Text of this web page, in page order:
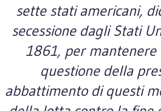
sette stati americani,
secessione dagli Stati
1861, per mantenere
questione della
abbattimento di questi